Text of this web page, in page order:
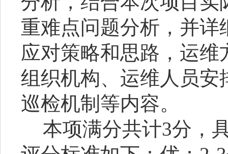
重难点问题分析，并
应对策略和思路，运
组织机构、运维人员
巡检机制等内容。
本项满分共计3分，